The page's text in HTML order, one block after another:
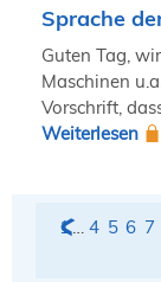
Sprache
Guten Tag,
Maschinen
Vorschrift,
Weiterlesen
1… 4 5 6 7